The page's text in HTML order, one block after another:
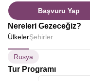
Başvuru Yap
Nereleri Gezeceğiz?
ÜlkelerŞehirler
Rusya
Tur Programı